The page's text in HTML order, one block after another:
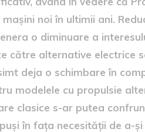
noi în ultimii ani.
o diminuare a
către alternative electrice
deja o schimbare în
modelele cu propulsie
clasice s-ar putea
în fața necesității de a-